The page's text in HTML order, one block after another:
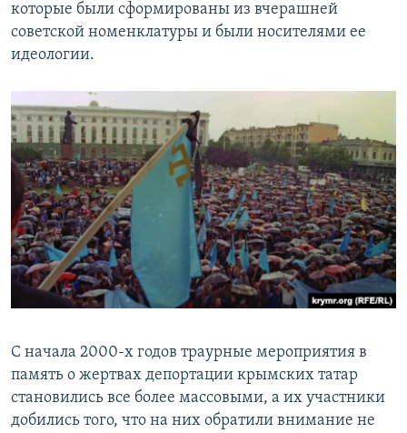
которые были сформированы из вчерашней
советской номенклатуры и были носителями ее
идеологии.
С начала 2000-х годов траурные мероприятия в
память о жертвах депортации крымских татар
становились все более массовыми, а их участники
добились того, что на них обратили внимание не